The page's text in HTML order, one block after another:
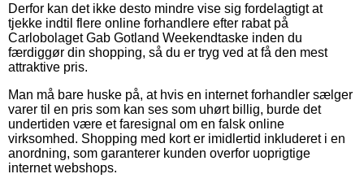
Derfor kan det ikke desto mindre vise sig fordelagtigt at
tjekke indtil flere online forhandlere efter rabat på
Carlobolaget Gab Gotland Weekendtaske inden du
færdiggør din shopping, så du er tryg ved at få den mest
attraktive pris.
Man må bare huske på, at hvis en internet forhandler sælger
varer til en pris som kan ses som uhørt billig, burde det
undertiden være et faresignal om en falsk online
virksomhed. Shopping med kort er imidlertid inkluderet i en
anordning, som garanterer kunden overfor uoprigtige
internet webshops.